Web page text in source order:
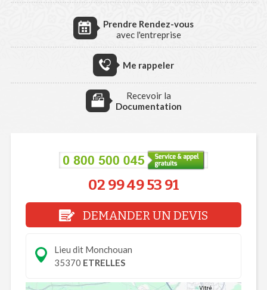
Prendre Rendez-vous
avec l'entreprise
Me rappeler
Recevoir la
Documentation
02 99 49 53 91
DEMANDER UN DEVIS
Lieu dit Monchouan
35370 ETRELLES